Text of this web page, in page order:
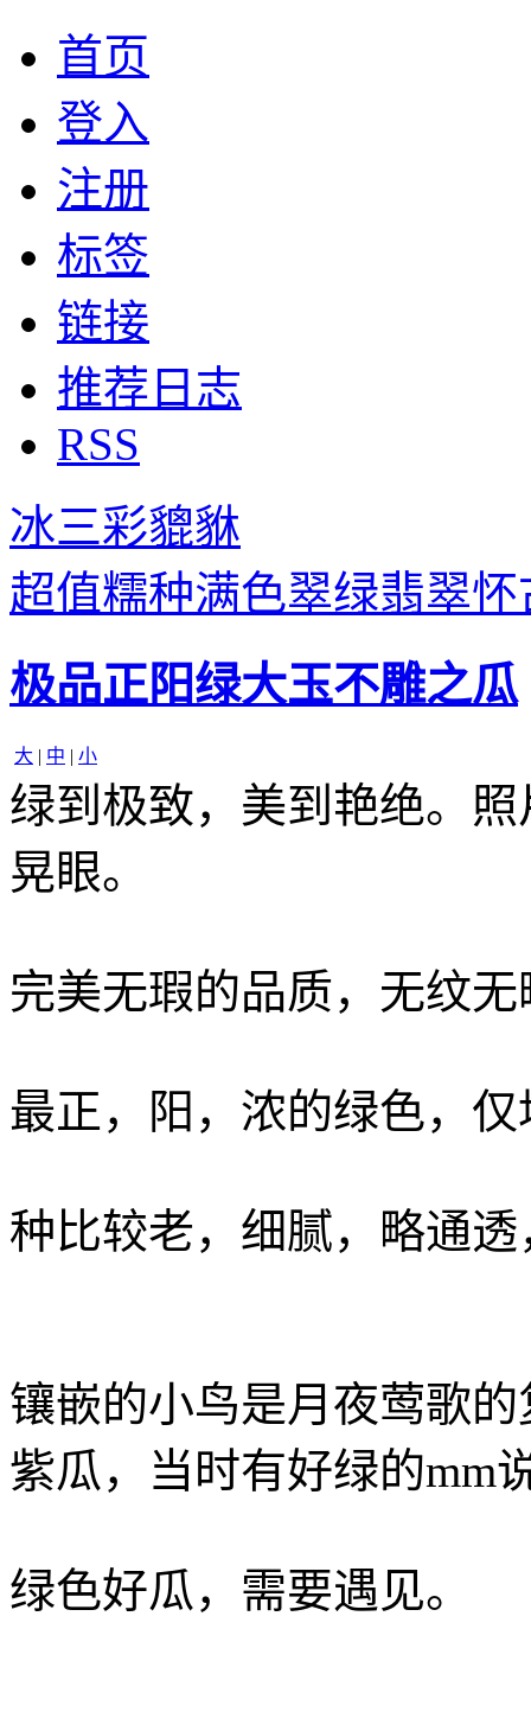
首页
登入
注册
标签
链接
推荐日志
RSS
冰三彩貔貅
超值糯种满色翠绿翡翠
极品正阳绿大玉不雕之瓜
大 | 中 | 小
绿到极致，美到艳绝。
晃眼。
完美无瑕的品质，无纹
最正，阳，浓的绿色，
种比较老，细腻，略通
镶嵌的小鸟是月夜莺歌
紫瓜，当时有好绿的mm
绿色好瓜，需要遇见。